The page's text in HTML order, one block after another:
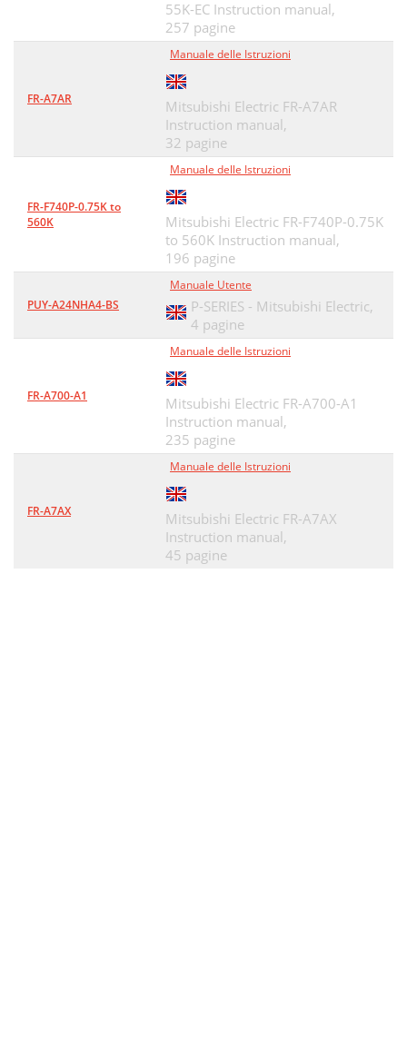
55K-EC Instruction manual,
257 pagine
FR-A7AR
Manuale delle Istruzioni
Mitsubishi Electric FR-A7AR
Instruction manual,
32 pagine
FR-F740P-0.75K to
560K
Manuale delle Istruzioni
Mitsubishi Electric FR-F740P-0.75K
to 560K Instruction manual,
196 pagine
PUY-A24NHA4-BS
Manuale Utente
P-SERIES - Mitsubishi Electric,
4 pagine
FR-A700-A1
Manuale delle Istruzioni
Mitsubishi Electric FR-A700-A1
Instruction manual,
235 pagine
FR-A7AX
Manuale delle Istruzioni
Mitsubishi Electric FR-A7AX
Instruction manual,
45 pagine